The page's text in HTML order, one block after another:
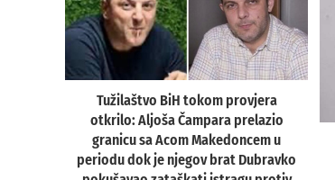
Tužilaštvo BiH tokom provjera
otkrilo: Aljoša Čampara prelazio
granicu sa Acom Makedoncem u
periodu dok je njegov brat Dubravko